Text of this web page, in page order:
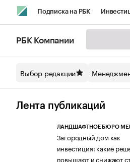
Подписка на РБК
Спецпроекты СПб
Технологии и медиа
РБК Компании
Выбор редакции
Лента публикаций
ЛАНДШАФТНОЕ БЮРО
Загородный дом как
инвестиция: какие
повышают и снижают